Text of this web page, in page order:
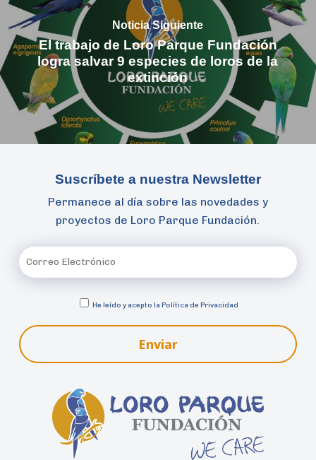
Noticia Siguiente
El trabajo de Loro Parque Fundación
logra salvar 9 especies de loros de la
extinción
Suscríbete a nuestra Newsletter
Permanece al día sobre las novedades y
proyectos de Loro Parque Fundación.
He leído y acepto la Política de Privacidad
Enviar